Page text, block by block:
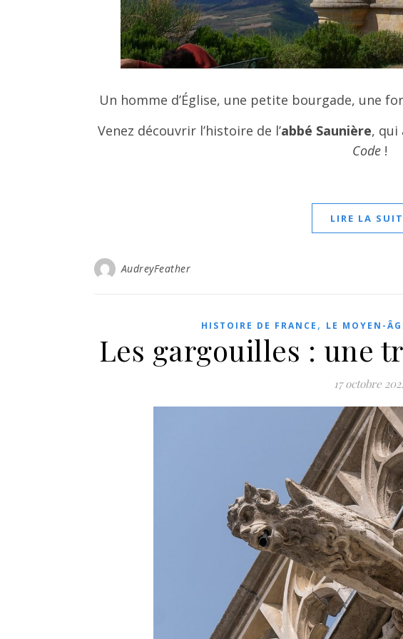
Un homme d’Église, une petite bourgade, une
Venez découvrir l’histoire de l’abbé Saunière, qui
Code !
LIRE LA
AudreyFeather
HISTOIRE DE FRANCE , LE MOYEN-
Les gargouilles : une
17 octobre